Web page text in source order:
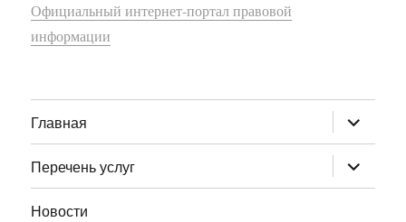
Официальный интернет-портал правовой
информации
Главная раскрыть
дочернее
меню
Перечень услуг
раскрыть
дочернее
меню
Новости